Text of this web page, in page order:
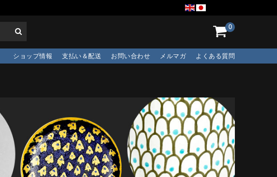
0
よくある質問
メルマガ
お問い合わせ
支払い＆配送
ショップ情報